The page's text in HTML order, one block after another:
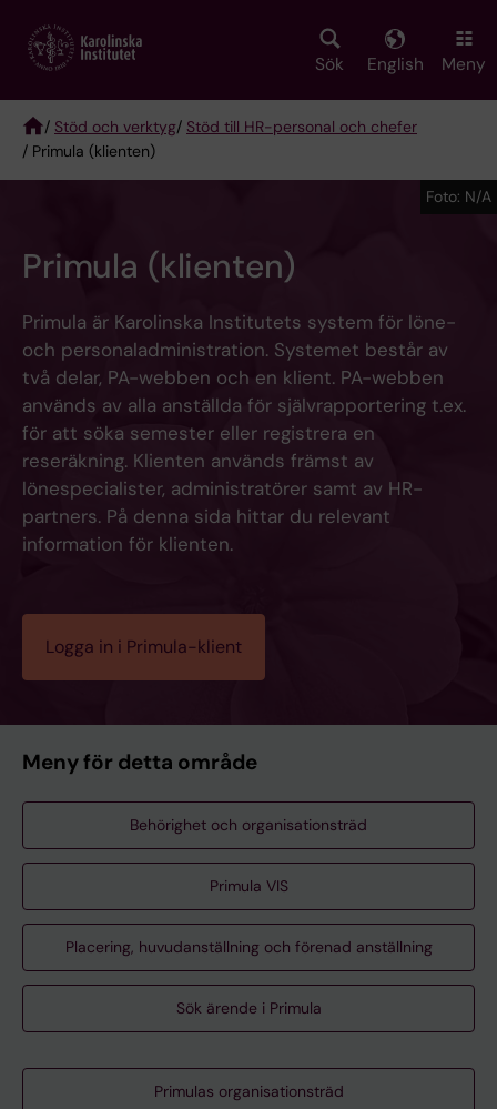
main
Sök English Meny
Breadcrumb
/ Stöd och verktyg/ Stöd till HR-personal och chefer
/ Primula (klienten)
Primula (klienten)
Primula är Karolinska Institutets system för löne-
och personaladministration. Systemet består av
två delar, PA-webben och en klient. PA-webben
används av alla anställda för självrapportering t.ex.
för att söka semester eller registrera en
reseräkning. Klienten används främst av
lönespecialister, administratörer samt av HR-
partners. På denna sida hittar du relevant
information för klienten.
Logga in i Primula-klient
Foto: N/A
Meny för detta område
Behörighet och organisationsträd
Primula VIS
Placering, huvudanställning och förenad anställning
Sök ärende i Primula
Primulas organisationsträd